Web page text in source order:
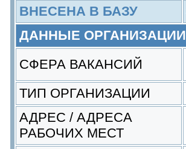
ВНЕСЕНА В БАЗУ
ДАННЫЕ ОРГАНИЗАЦИИ
СФЕРА ВАКАНСИЙ
ТИП ОРГАНИЗАЦИИ
АДРЕС / АДРЕСА
РАБОЧИХ МЕСТ